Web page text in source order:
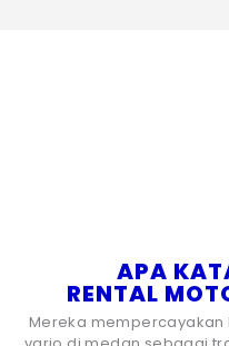
APA
RENTAL
Mereka